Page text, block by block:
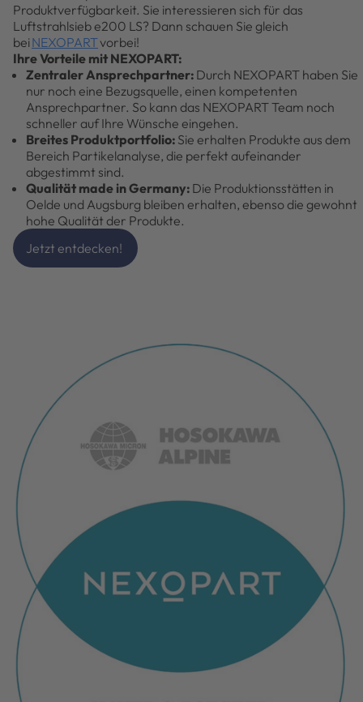
Produktverfügbarkeit. Sie interessieren sich für das
Luftstrahlsieb e200 LS? Dann schauen Sie gleich
bei NEXOPARTvorbei!
Ihre Vorteile mit NEXOPART:
Zentraler Ansprechpartner: Durch NEXOPART haben Sie
nur noch eine Bezugsquelle, einen kompetenten
Ansprechpartner. So kann das NEXOPART Team noch
schneller auf Ihre Wünsche eingehen.
Breites Produktportfolio: Sie erhalten Produkte aus dem
Bereich Partikelanalyse, die perfekt aufeinander
abgestimmt sind.
Qualität made in Germany: Die Produktionsstätten in
Oelde und Augsburg bleiben erhalten, ebenso die gewohnt
hohe Qualität der Produkte.
Jetzt entdecken!